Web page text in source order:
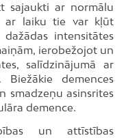
sajaukti ar normālu
ar laiku tie var kļūt
intensitātes
ierobežojot un
salīdzinājumā ar
Biežākie demences
smadzeņu asinsrites
demence.
un attīstības